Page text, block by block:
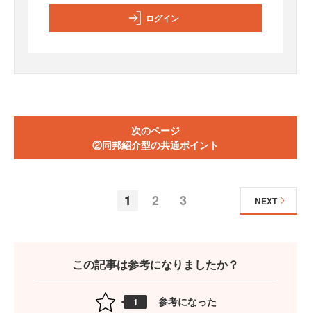
ログイン
次のページ
②同邦紹介型の共通ポイント
1 2 3 NEXT
この記事は参考になりましたか？
1 参考になった